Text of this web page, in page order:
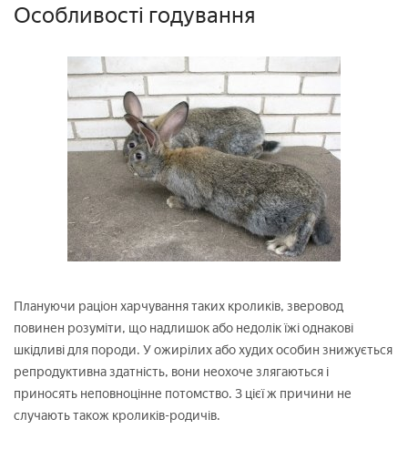
Особливості годування
Плануючи раціон харчування таких кроликів, зверовод
повинен розуміти, що надлишок або недолік їжі однакові
шкідливі для породи. У ожирілих або худих особин знижується
репродуктивна здатність, вони неохоче злягаються і
приносять неповноцінне потомство. З цієї ж причини не
случають також кроликів-родичів.